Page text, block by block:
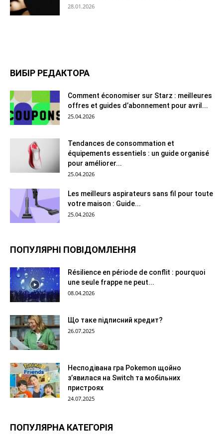
28.01.2026
ВИБІР РЕДАКТОРА
Comment économiser sur Starz : meilleures
offres et guides d’abonnement pour avril...
25.04.2026
Tendances de consommation et
équipements essentiels : un guide organisé
pour améliorer...
25.04.2026
Les meilleurs aspirateurs sans fil pour toute
votre maison : Guide...
25.04.2026
ПОПУЛЯРНІ ПОВІДОМЛЕННЯ
Résilience en période de conflit : pourquoi
une seule frappe ne peut...
08.04.2026
Що таке підписний кредит?
26.07.2025
Несподівана гра Pokemon щойно
з’явилася на Switch та мобільних
пристроях
24.07.2025
ПОПУЛЯРНА КАТЕГОРІЯ